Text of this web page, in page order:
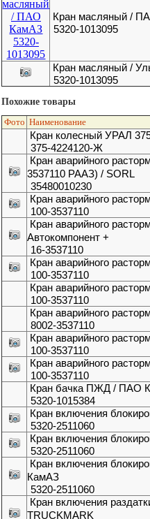
Кран масляный /
5320-1013095
Кран масляный /
5320-1013095
Похожие товары
Фото Наименование
Кран колесный УРАЛ
375-4224120-Ж
Кран аварийного
3537110 РААЗ) / SORL
35480010230
Кран аварийного
100-3537110
Кран аварийного
Автокомпонент +
16-3537110
Кран аварийного
100-3537110
Кран аварийного
100-3537110
Кран аварийного
8002-3537110
Кран аварийного
100-3537110
Кран аварийного
100-3537110
Кран бачка ПЖД / ПАО
5320-1015384
Кран включения
5320-2511060
Кран включения
5320-2511060
Кран включения
КамАЗ
5320-2511060
Кран включения
TRUCKMARK